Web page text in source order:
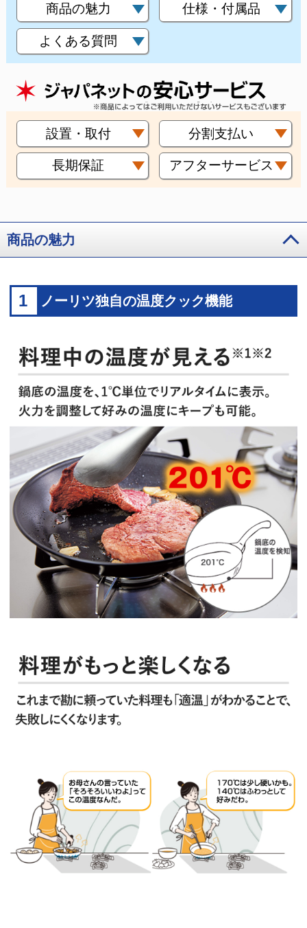
商品の魅力 仕様・付属品
よくある質問
設置・取付 分割支払い
長期保証 アフターサービス
商品の魅力
1 ノーリツ独自の温度クック機能